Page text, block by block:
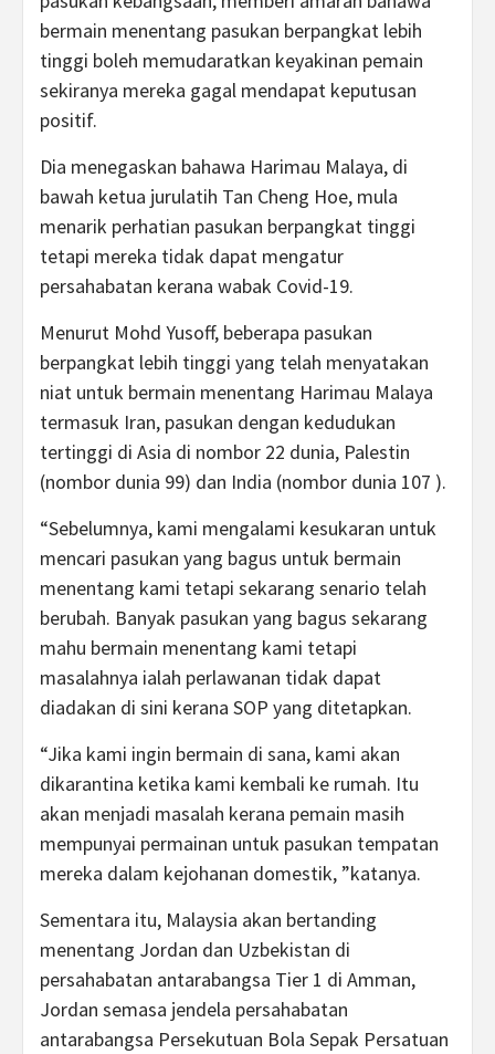
bermain menentang pasukan berpangkat lebih
tinggi boleh memudaratkan keyakinan pemain
sekiranya mereka gagal mendapat keputusan
positif.
Dia menegaskan bahawa Harimau Malaya, di
bawah ketua jurulatih Tan Cheng Hoe, mula
menarik perhatian pasukan berpangkat tinggi
tetapi mereka tidak dapat mengatur
persahabatan kerana wabak Covid-19.
Menurut Mohd Yusoff, beberapa pasukan
berpangkat lebih tinggi yang telah menyatakan
niat untuk bermain menentang Harimau Malaya
termasuk Iran, pasukan dengan kedudukan
tertinggi di Asia di nombor 22 dunia, Palestin
(nombor dunia 99) dan India (nombor dunia 107 ).
“Sebelumnya, kami mengalami kesukaran untuk
mencari pasukan yang bagus untuk bermain
menentang kami tetapi sekarang senario telah
berubah. Banyak pasukan yang bagus sekarang
mahu bermain menentang kami tetapi
masalahnya ialah perlawanan tidak dapat
diadakan di sini kerana SOP yang ditetapkan.
“Jika kami ingin bermain di sana, kami akan
dikarantina ketika kami kembali ke rumah. Itu
akan menjadi masalah kerana pemain masih
mempunyai permainan untuk pasukan tempatan
mereka dalam kejohanan domestik, ”katanya.
Sementara itu, Malaysia akan bertanding
menentang Jordan dan Uzbekistan di
persahabatan antarabangsa Tier 1 di Amman,
Jordan semasa jendela persahabatan
antarabangsa Persekutuan Bola Sepak Persatuan